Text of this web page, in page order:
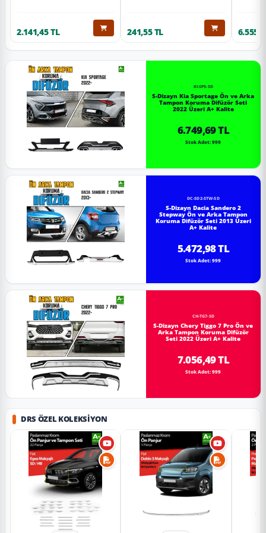
2.141,45 TL 241,55 TL
KI-SP5-SD
S-Dizayn Kia Sportage Ön ve Arka
Tampon Koruma Difüzör Seti
2022 Üzeri A+ Kalite
6.749,69 TL
Stok Adet: 999
DC-SD2-STW-SD
S-Dizayn Dacia Sandero 2
Stepway Ön ve Arka Tampon
Koruma Difüzör Seti 2013 Üzeri
A+ Kalite
5.472,98 TL
Stok Adet: 999
CH-TG7-SD
S-Dizayn Chery Tiggo 7 Pro Ön ve
Arka Tampon Koruma Difüzör
Seti 2022 Üzeri A+ Kalite
7.056,49 TL
Stok Adet: 999
DRS ÖZEL KOLEKSIYON